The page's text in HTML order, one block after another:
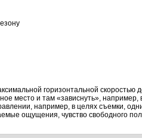
горизонтальной скоростью
место и там «зависнуть»,
например, в целях съемки,
ощущения, чувство свободного